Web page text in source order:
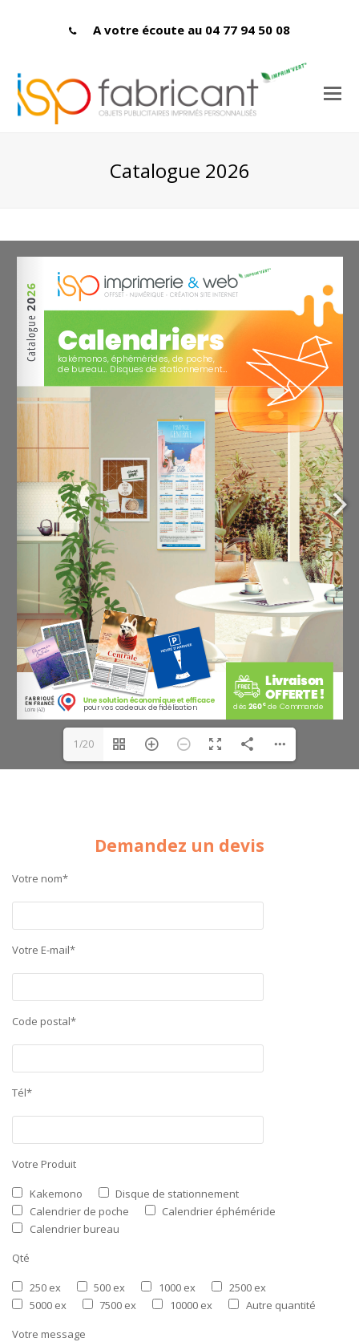
A votre écoute au 04 77 94 50 08
Catalogue 2026
1/20
Demandez un devis
Votre nom*
Votre E-mail*
Code postal*
Tél*
Votre Produit
Kakemono
Disque de stationnement
Calendrier de poche
Calendrier éphéméride
Calendrier bureau
Qté
250 ex 500 ex 1000 ex
2500 ex
5000 ex
7500 ex 10000 ex
Autre quantité
Votre message